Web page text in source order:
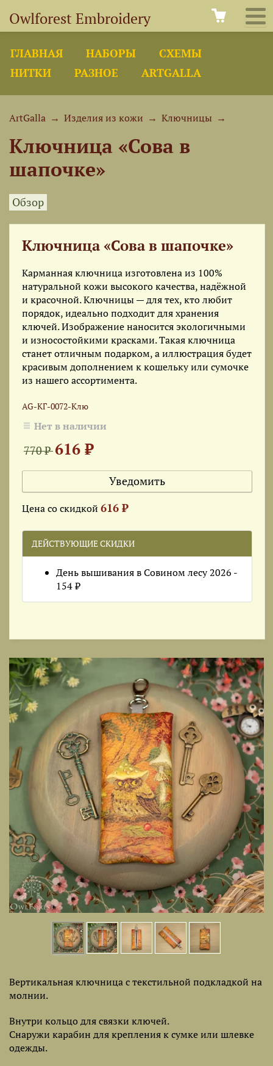
Owlforest Embroidery
ГЛАВНАЯ НАБОРЫ
СХЕМЫ
НИТКИ
РАЗНОЕ ARTGALLA
ArtGalla → Изделия из кожи → Ключницы →
Ключница «Сова в
шапочке»
Обзор
Ключница «Сова в шапочке»
Карманная ключница изготовлена из 100%
натуральной кожи высокого качества, надёжной
и красочной. Ключницы — для тех, кто любит
порядок, идеально подходит для хранения
ключей. Изображение наносится экологичными
и износостойкими красками. Такая ключница
станет отличным подарком, а иллюстрация будет
красивым дополнением к кошельку или сумочке
из нашего ассортимента.
AG-КГ-0072-Клю
Нет в наличии
770 ₽616 ₽
Уведомить
Цена со скидкой 616 ₽
ДЕЙСТВУЮЩИЕ СКИДКИ
День вышивания в Совином лесу 2026 -
154 ₽
Вертикальная ключница с текстильной подкладкой на
молнии.
Внутри кольцо для связки ключей.
Снаружи карабин для крепления к сумке или шлевке
одежды.